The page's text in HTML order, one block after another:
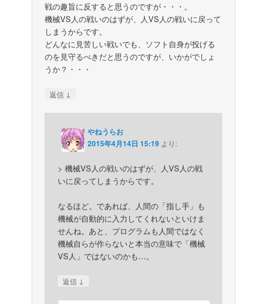
戦の趣旨に反すると思うのですが・・・。
機械VS人の戦いのはずが、人VS人の戦いに戻って
しまうからです。
どんなに見苦しい戦いでも、ソフト自身が投げる
のを見守るべきだと思うのですが、いかがでしょ
うか？・・・
返信 ↓
やねうらお
2015年4月14日 15:19 より:
> 機械VS人の戦いのはずが、人VS人の戦
いに戻ってしまうからです。
なるほど。であれば、人間の「指し手」も
機械が自動的に入力してくれないといけま
せんね。あと、プログラムも人間ではなく
機械自らが作らないと本当の意味で「機械
VS人」ではないのかも…。
返信 ↓